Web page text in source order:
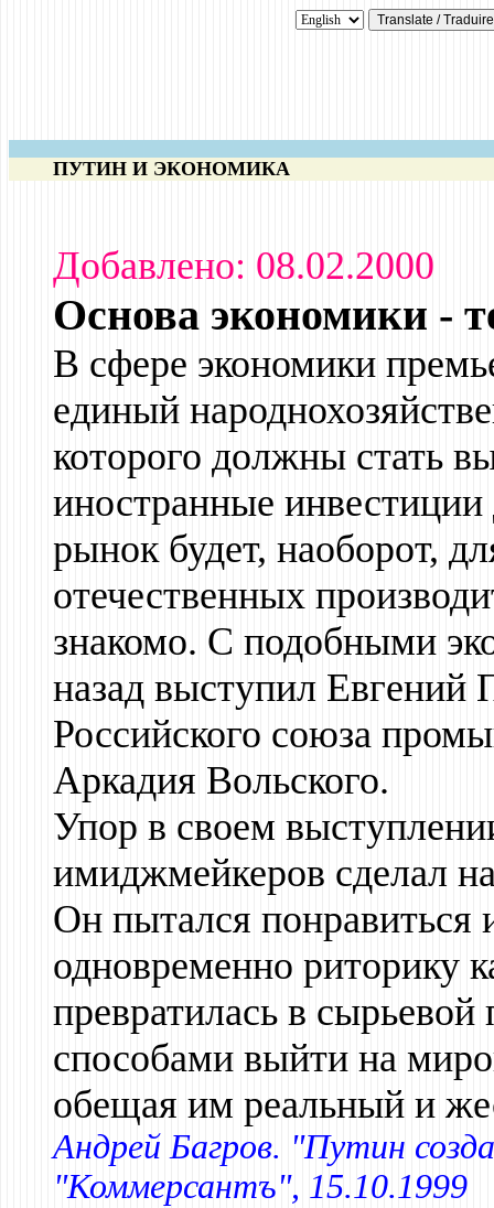
ПУТИН И ЭКОНОМИКА
Добавлено: 08.02.2000
Основа экономики -
В сфере экономики
единый
которого должны стать
иностранные
рынок будет, наоборот,
отечественных
знакомо. С подобными
назад выступил Евгений
Российского союза
Аркадия Вольского.
Упор в своем
имиджмейкеров сделал
Он пытался
одновременно риторику
превратилась в
способами выйти на
обещая им реальный и
Андрей Багров. "Путин
"Коммерсантъ", 15.10.1999